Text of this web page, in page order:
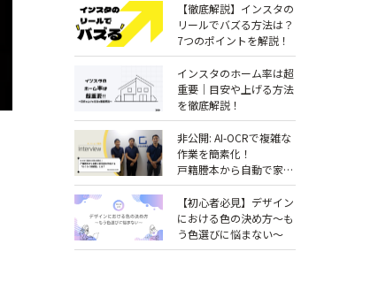
【徹底解説】インスタの
リールでバズる方法は？
7つのポイントを解説！￼
インスタのホーム率は超
重要｜目安や上げる方法
を徹底解説！
非公開: AI-OCRで複雑な
作業を簡素化！
戸籍謄本から自動で家系
図を作成する「らくらく
相続図」とは？
【COLORS社インタビュ
ー】
【初心者必見】デザイン
における色の決め方～も
う色選びに悩まない～